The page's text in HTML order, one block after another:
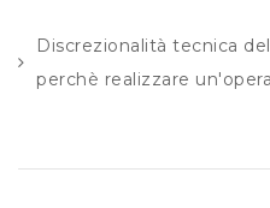
Discrezionalità tecnica
perchè realizzare